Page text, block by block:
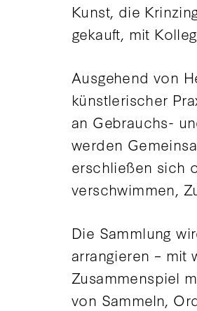
Kunst, die
gekauft, mit
Ausgehend von
künstlerischer
an Gebrauchs-
werden
erschließen sich
verschwimmen,
Die Sammlung
arrangieren – mit
Zusammenspiel
von Sammeln,